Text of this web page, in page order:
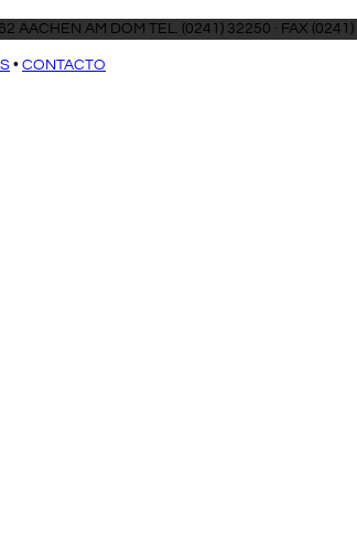
AACHEN AM DOM TEL. (0241) 32250 · FAX
• CONTACTO